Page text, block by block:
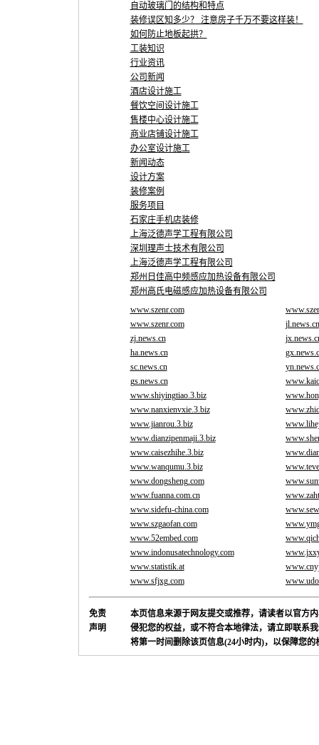
自动玻璃门的结构和特点
装修误区知多少？ 注意房子千万不要这样装！
如何防止地板起拱？
工装知识
行业资讯
公司新闻
酒店设计施工
餐饮空间设计施工
售楼中心设计施工
商业店铺设计施工
办公室设计施工
新闻动态
设计方案
装修案例
服务项目
石家庄手机店装修
上海泛德声学工程有限公司
深圳理声士技术有限公司
上海泛德声学工程有限公司
郑州日佳高中频感应加热设备有限公司
郑州高氏电磁感应加热设备有限公司
www.szenr.com
www.szenr.com
jl.news.cn
zj.news.cn
ha.news.cn
sc.news.cn
gs.news.cn
www.shiyingtiao.3.biz
www.nanxienvxie.3.biz
www.jianrou.3.biz
www.dianzipenmaji.3.biz
www.caisezhihe.3.biz
www.wanqumu.3.biz
www.dongsheng.com
www.fuanna.com.cn
www.sidefu-china.com
www.szgaofan.com
www.52embed.com
www.indonusatechnology.com
www.statistik.at
www.sfjxg.com
免责
声明
本页信息来源于网友提交或推荐，请读者以官方
侵犯您的权益，或不符合本地律法，请立即联系
将第一时间删除该页信息(24小时内)，以保障您的